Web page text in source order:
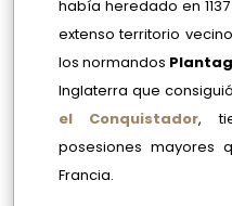
había heredado en
extenso territorio
los normandos
Inglaterra que
el Conquistador,
posesiones mayores
Francia.